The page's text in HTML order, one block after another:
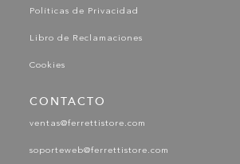
Políticas de Privacidad
Libro de Reclamaciones
Cookies
CONTACTO
ventas@ferrettistore.com
soporteweb@ferrettistore.com